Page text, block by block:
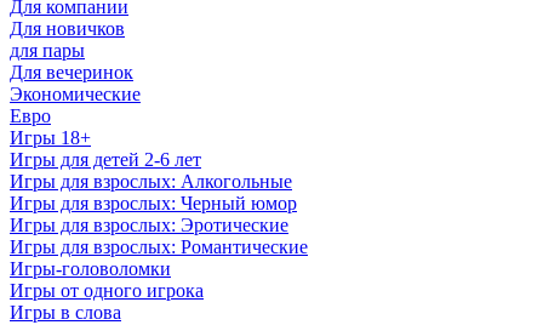
Для компании
Для новичков
для пары
Для вечеринок
Экономические
Евро
Игры 18+
Игры для детей 2-6 лет
Игры для взрослых: Алкогольные
Игры для взрослых: Черный юмор
Игры для взрослых: Эротические
Игры для взрослых: Романтические
Игры-головоломки
Игры от одного игрока
Игры в слова